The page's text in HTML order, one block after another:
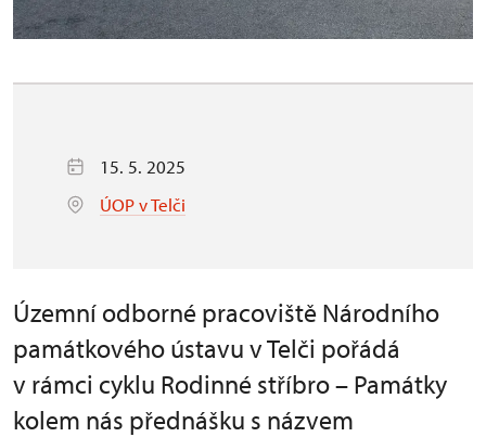
15. 5. 2025
ÚOP v Telči
Územní odborné pracoviště Národního
památkového ústavu v Telči pořádá
v rámci cyklu Rodinné stříbro – Památky
kolem nás přednášku s názvem